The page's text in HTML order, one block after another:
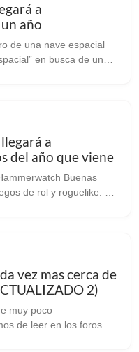
a
año
de una nave espacial
en busca de un
a
del año que viene
Buenas
de rol y roguelike. La
vez mas cerca de
2)
muy poco
de leer en los foros de